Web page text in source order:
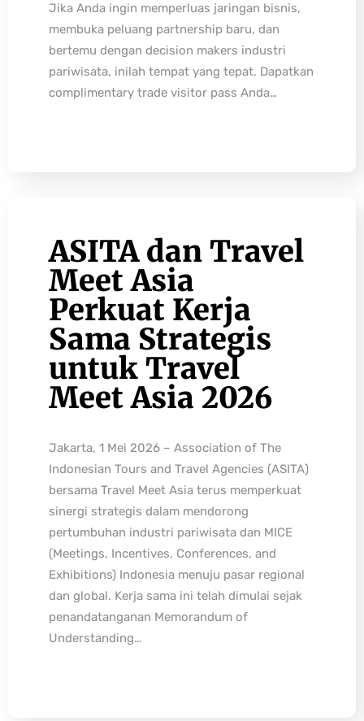
Jika Anda ingin memperluas jaringan bisnis,
membuka peluang partnership baru, dan
bertemu dengan decision makers industri
pariwisata, inilah tempat yang tepat. Dapatkan
complimentary trade visitor pass Anda…
ASITA dan Travel
Meet Asia
Perkuat Kerja
Sama Strategis
untuk Travel
Meet Asia 2026
Jakarta, 1 Mei 2026 – Association of The
Indonesian Tours and Travel Agencies (ASITA)
bersama Travel Meet Asia terus memperkuat
sinergi strategis dalam mendorong
pertumbuhan industri pariwisata dan MICE
(Meetings, Incentives, Conferences, and
Exhibitions) Indonesia menuju pasar regional
dan global. Kerja sama ini telah dimulai sejak
penandatanganan Memorandum of
Understanding…